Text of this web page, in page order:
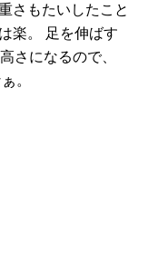
さもたいしたこと
楽。 足を伸ばす
さになるので、
。